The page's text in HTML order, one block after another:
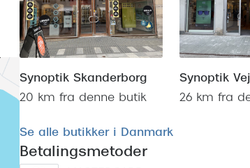
Synoptik Skanderborg
20 km fra denne butik
Synoptik
26 km fra
Se alle butikker i Danmark
Betalingsmetoder